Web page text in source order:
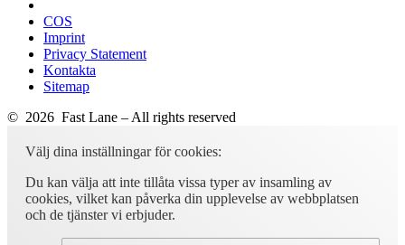
COS
Imprint
Privacy Statement
Kontakta
Sitemap
© 2026 Fast Lane – All rights reserved
Välj dina inställningar för cookies:
Du kan välja att inte tillåta vissa typer av insamling av
cookies, vilket kan påverka din upplevelse av webbplatsen
och de tjänster vi erbjuder.